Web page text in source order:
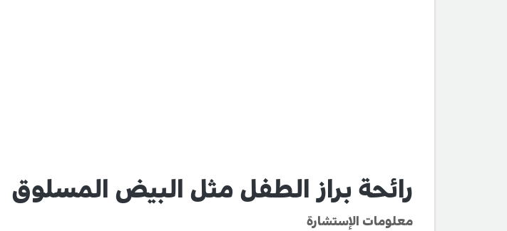
رائحة براز الطفل مثل البيض المسلوق
معلومات الإستشارة